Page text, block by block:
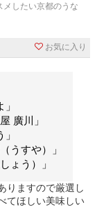
したい京都のうな
お気に入り
廣川」
うすや）」
ょう）」
りますので厳選し
てほしい美味しい